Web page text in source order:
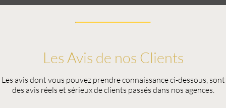
Les Avis de nos Clients
Les avis dont vous pouvez prendre connaissance ci-dessous, sont
des avis réels et sérieux de clients passés dans nos agences.